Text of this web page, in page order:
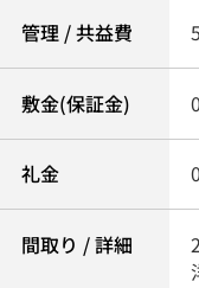
管理 / 共益費
敷金(保証金)
礼金
間取り / 詳細